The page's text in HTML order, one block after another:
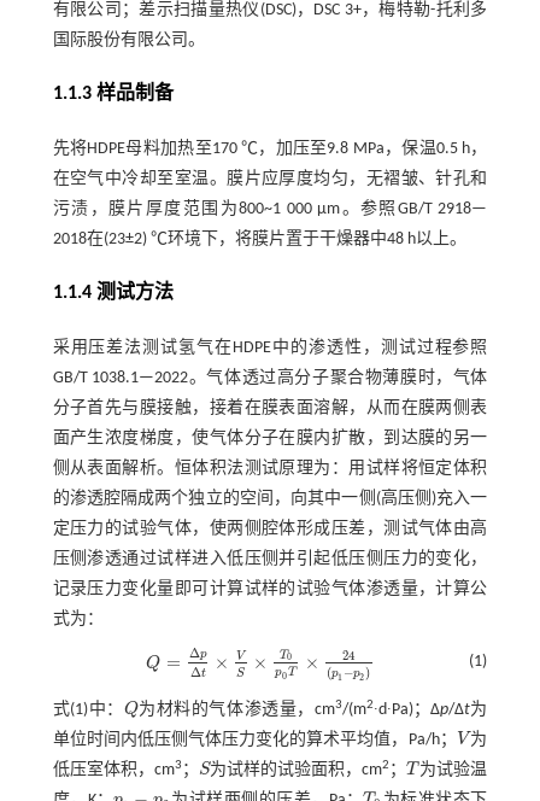
有限公司；差示扫描量热仪(DSC)，DSC 3+，梅特勒-托利多
国际股份有限公司。
1.1.3 样品制备
先将HDPE母料加热至170 ℃，加压至9.8 MPa，保温0.5 h，
在空气中冷却至室温。膜片应厚度均匀，无褶皱、针孔和
污渍，膜片厚度范围为800~1 000 μm。参照GB/T 2918—
2018在(23±2) ℃环境下，将膜片置于干燥器中48 h以上。
1.1.4 测试方法
采用压差法测试氢气在HDPE中的渗透性，测试过程参照
GB/T 1038.1—2022。气体透过高分子聚合物薄膜时，气体
分子首先与膜接触，接着在膜表面溶解，从而在膜两侧表
面产生浓度梯度，使气体分子在膜内扩散，到达膜的另一
侧从表面解析。恒体积法测试原理为：用试样将恒定体积
的渗透腔隔成两个独立的空间，向其中一侧(高压侧)充入一
定压力的试验气体，使两侧腔体形成压差，测试气体由高
压侧渗透通过试样进入低压侧并引起低压侧压力的变化，
记录压力变化量即可计算试样的试验气体渗透量，计算公
式为：
Q = Δp
Δt ×
V
S
× T0
p0T ×
24
(p1 −p2)
Q= Δp Δt× VS× T0 p0 T×24 p1 -p2) (1)
式(1)中： Q
Q为材料的气体渗透量，cm3/(m2∙d∙Pa)；Δp/Δt为
单位时间内低压侧气体压力变化的算术平均值，Pa/h；
V
V 为
低压室体积，cm3 ； S
S 为试样的试验面积，cm2 ；T
T 为试验温